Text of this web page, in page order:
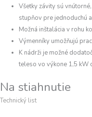
Všetky závity sú
stupňov pre jednoduchú
Možná inštalácia v rohu
Výmenníky umožňujú
K nádrži je možné
teleso vo výkone 1,5 kW
Na stiahnutie
Technický list